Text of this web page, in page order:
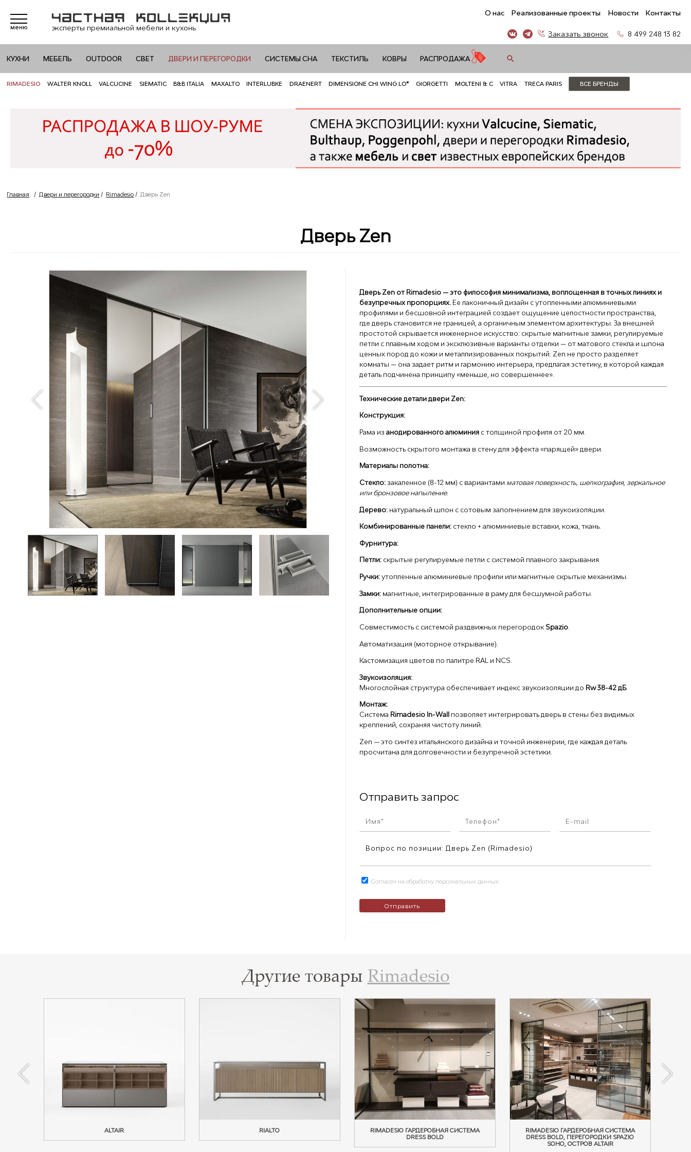
меню эксперты премиальной мебели и кухонь
О нас Реализованные проекты Новости Контакты
Заказать звонок 8 499 248 13 82
КУХНИ МЕБЕЛЬ OUTDOOR СВЕТ ДВЕРИ И ПЕРЕГОРОДКИ СИСТЕМЫ СНА ТЕКСТИЛЬ КОВРЫ РАСПРОДАЖА
RIMADESIO WALTER KNOLL VALCUCINE SIEMATIC B&B ITALIA MAXALTO INTERLUBKE DRAENERT DIMENSIONE CHI WING LO® GIORGETTI MOLTENI & C VITRA TRECA PARIS ВСЕ БРЕНДЫ
Главная / Двери и перегородки / Rimadesio / Дверь Zen
Дверь Zen
Дверь Zen от Rimadesio — это философия минимализма, воплощенная в точных линиях и
безупречных пропорциях. Ее лаконичный дизайн с утопленными алюминиевыми
профилями и бесшовной интеграцией создает ощущение целостности пространства,
где дверь становится не границей, а органичным элементом архитектуры. За внешней
простотой скрывается инженерное искусство: скрытые магнитные замки, регулируемые
петли с плавным ходом и эксклюзивные варианты отделки — от матового стекла и шпона
ценных пород до кожи и металлизированных покрытий. Zen не просто разделяет
комнаты — она задает ритм и гармонию интерьера, предлагая эстетику, в которой каждая
деталь подчинена принципу «меньше, но совершеннее».
Технические детали двери Zen:
Конструкция:
Рама из анодированного алюминияс толщиной профиля от 20 мм.
Возможность скрытого монтажа в стену для эффекта «парящей» двери.
Материалы полотна:
Стекло:закаленное (8-12 мм) с вариантами матовая поверхность, шелкография, зеркальное
или бронзовое напыление.
Дерево:натуральный шпон с сотовым заполнением для звукоизоляции.
Комбинированные панели:стекло + алюминиевые вставки, кожа, ткань.
Фурнитура:
Петли:скрытые регулируемые петли с системой плавного закрывания.
Ручки:утопленные алюминиевые профили или магнитные скрытые механизмы.
Замки:магнитные, интегрированные в раму для бесшумной работы.
Дополнительные опции:
Совместимость с системой раздвижных перегородок Spazio.
Автоматизация (моторное открывание).
Кастомизация цветов по палитре RAL и NCS.
Звукоизоляция:
Многослойная структура обеспечивает индекс звукоизоляции до Rw 38-42 дБ.
Монтаж:
Система Rimadesio In-Wall
позволяет интегрировать дверь в стены без видимых
креплений, сохраняя чистоту линий.
Zen — это синтез итальянского дизайна и точной инженерии, где каждая деталь
просчитана для долговечности и безупречной эстетики.
Отправить запрос
Согласен на обработку персональных данных
Другие товары Rimadesio
ALTAIR RIALTO
RIMADESIO ГАРДЕРОБНАЯ СИСТЕМА
DRESS BOLD
RIMADESIO ГАРДЕРОБНАЯ СИСТЕМА
DRESS BOLD, ПЕРЕГОРОДКИ SPAZIO
SOHO, ОСТРОВ ALTAIR